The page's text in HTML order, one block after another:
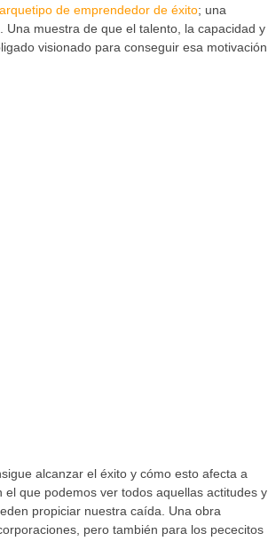
arquetipo de emprendedor de éxito; una
muestra de que el talento, la capacidad y
visionado para conseguir esa motivación
alcanzar el éxito y cómo esto afecta a
que podemos ver todos aquellas actitudes y
propiciar nuestra caída. Una obra
pero también para los pececitos